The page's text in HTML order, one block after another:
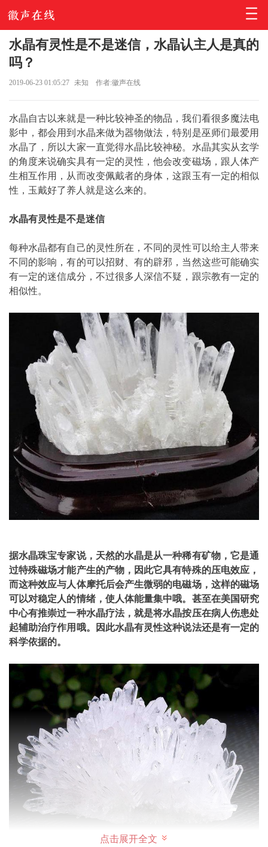
水晶有灵性是不是迷信，水晶认主人是真的
吗？
2019-06-23 01:05:27 未知 作者:徽声在线
水晶自古以来就是一种比较神圣的物品，我们看很多魔法电
影中，都会用到水晶来做为器物做法，特别是巫师们最爱用
水晶了，所以大家一直觉得水晶比较神秘。水晶其实从玄学
的角度来说确实具有一定的灵性，他会改变磁场，跟人体产
生相互作用，从而改变佩戴者的身体，这跟玉有一定的相似
性，玉戴好了养人就是这么来的。
水晶有灵性是不是迷信
每种水晶都有自己的灵性所在，不同的灵性可以给主人带来
不同的影响，有的可以招财、有的辟邪，当然这些可能确实
有一定的迷信成分，不过很多人深信不疑，跟宗教有一定的
相似性。
据水晶珠宝专家说，天然的水晶是从一种稀有矿物，它是通
过特殊磁场才能产生的产物，因此它具有特殊的压电效应，
而这种效应与人体摩托后会产生微弱的电磁场，这样的磁场
可以对稳定人的情绪，使人体能量集中哦。甚至在美国研究
中心有推崇过一种水晶疗法，就是将水晶按压在病人伤患处
起辅助治疗作用哦。因此水晶有灵性这种说法还是有一定的
科学依据的。
点击展开全文